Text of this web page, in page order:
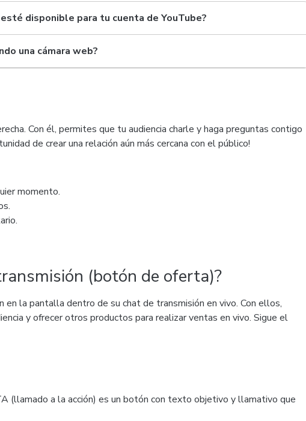
disponible para tu cuenta de YouTube?
una cámara web?
Con él, permites que tu audiencia charle y haga preguntas contigo
de crear una relación aún más cercana con el público!
momento.
(botón de oferta)?
la pantalla dentro de su chat de transmisión en vivo. Con ellos,
y ofrecer otros productos para realizar ventas en vivo. Sigue el
(llamado a la acción) es un botón con texto objetivo y llamativo que